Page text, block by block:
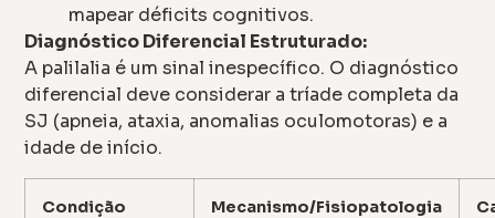
mapear déficits cognitivos.
Diagnóstico Diferencial Estruturado:
A palilalia é um sinal inespecífico. O diagnóstico
diferencial deve considerar a tríade completa da
SJ (apneia, ataxia, anomalias oculomotoras) e a
idade de início.
Condição Mecanismo/Fisiopatologia